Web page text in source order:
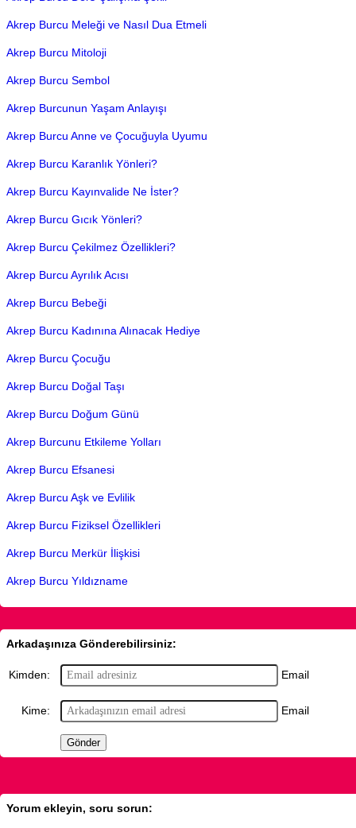
Akrep Burcu Meleği ve Nasıl Dua Etmeli
Akrep Burcu Mitoloji
Akrep Burcu Sembol
Akrep Burcunun Yaşam Anlayışı
Akrep Burcu Anne ve Çocuğuyla Uyumu
Akrep Burcu Karanlık Yönleri?
Akrep Burcu Kayınvalide Ne İster?
Akrep Burcu Gıcık Yönleri?
Akrep Burcu Çekilmez Özellikleri?
Akrep Burcu Ayrılık Acısı
Akrep Burcu Bebeği
Akrep Burcu Kadınına Alınacak Hediye
Akrep Burcu Çocuğu
Akrep Burcu Doğal Taşı
Akrep Burcu Doğum Günü
Akrep Burcunu Etkileme Yolları
Akrep Burcu Efsanesi
Akrep Burcu Aşk ve Evlilik
Akrep Burcu Fiziksel Özellikleri
Akrep Burcu Merkür İlişkisi
Akrep Burcu Yıldızname
Arkadaşınıza Gönderebilirsiniz:
Kimden: Email
Kime: Email
Yorum ekleyin, soru sorun: